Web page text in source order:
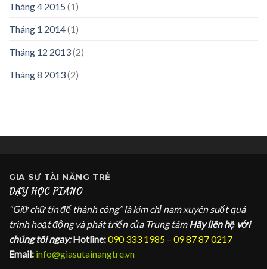
Tháng 4 2015 (1)
Tháng 1 2014(1)
Tháng 12 2013(2)
Tháng 8 2013(2)
GIA SƯ TÀI NĂNG TRẺ
DẠY HỌC PIANO
“Giữ chữ tín để thành công” là kim chỉ nam xuyên suốt quá
trình hoạt động và phát triển của Trung tâm Hãy liên hệ với
chúng tôi ngay: Hotline:090 333 1985 – 09 87 87 0217
Email: info@giasutainangtre.vn